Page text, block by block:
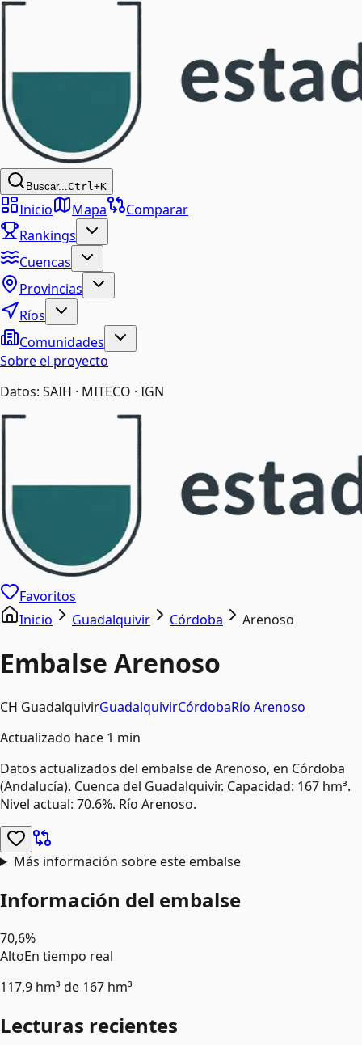
Buscar...Ctrl+K
Inicio Mapa
Comparar
Rankings
Cuencas
Provincias
Ríos
Comunidades
Sobre el proyecto
Datos: SAIH · MITECO · IGN
Favoritos
Inicio
Guadalquivir Córdoba Arenoso
Embalse Arenoso
CH GuadalquivirGuadalquivirCórdobaRío Arenoso
Actualizado hace 1 min
Datos actualizados del embalse deArenoso, en Córdoba
(Andalucía). Cuenca del Guadalquivir. Capacidad: 167 hm³.
Nivel actual: 70.6%. Río Arenoso.
Más información sobre este embalse
Información del embalse
70,6%
AltoEn tiempo real
117,9 hm³ de 167 hm³
Lecturas recientes